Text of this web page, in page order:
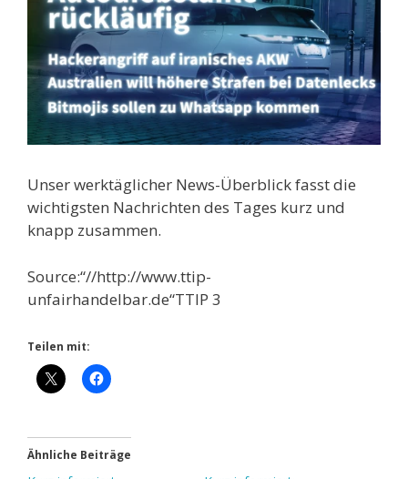
Unser werktäglicher News-Überblick fasst die
wichtigsten Nachrichten des Tages kurz und
knapp zusammen.
Source:“//http://www.ttip-
unfairhandelbar.de“TTIP 3
Teilen mit:
Ähnliche Beiträge